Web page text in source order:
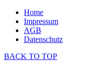
Home
Impressum
AGB
Datenschutz
BACK TO TOP